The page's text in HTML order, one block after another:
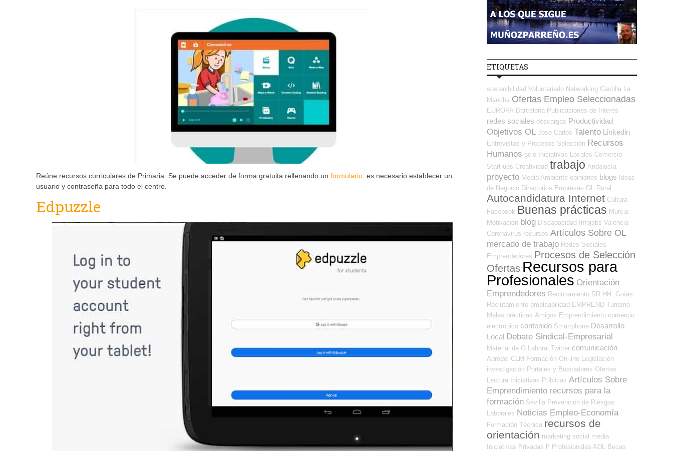
Reúne recursos curriculares de Primaria. Se puede acceder de forma gratuita rellenando un formulario: es necesario establecer un
usuario y contraseña para todo el centro.
Edpuzzle
ETIQUETAS
sostenibilidad Voluntariado Networking Castilla La
Mancha Ofertas Empleo Seleccionadas
EUROPA Barcelona Publicaciones de Interés
redes sociales descargas Productividad
Objetivos OL José Carlos Talento Linkedin
Entrevistas y Procesos Selección Recursos
Humanos ocio Iniciativas Locales Comercio
Start-ups Creatividad trabajo Andalucía
proyecto Medio Ambiente opiniones blogs
Ideas
de Negocio Directorios Empresas OL Rural
Autocandidatura Internet Cultura
Facebook Buenas prácticas Murcia
Motivación blog Discapacidad Infojobs Valencia
Coronavirus recursos Artículos Sobre OL
mercado de trabajo Redes Sociales
Emprendedores Procesos de Selección
Ofertas Recursos para
Profesionales Orientación
Emprendedores Reclutamiento RR.HH.
Guías
Reclutamiento empleabilidad EMPREND Turismo
Malas prácticas Amigos Emprendimiento comercio
electrónico contenido Smartphone Desarrollo
Local Debate Sindical-Empresarial
Material de O.Laboral Twitter comunicación
Aprodel CLM Formación On-line
Legislación
investigación Portales y Buscadores Ofertas
Lectura
Iniciativas Públicas Artículos Sobre
Emprendimiento recursos para la
formación Sevilla Prevención de Riesgos
Laborales Noticias Empleo-Economía
Formación Técnica recursos de
orientación marketing social media
Iniciativas Privadas F Profesionales ADL
Becas